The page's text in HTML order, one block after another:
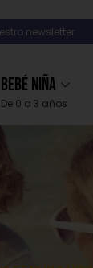
newsletter
Bebé Niña
De 0 a 3 años